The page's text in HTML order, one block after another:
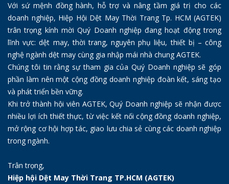
Với sứ mệnh đồng hành, hỗ trợ và nâng tầm giá trị cho các
doanh nghiệp, Hiệp Hội Dệt May Thời Trang Tp. HCM (AGTEK)
trân trọng kính mời Quý Doanh nghiệp đang hoạt động trong
lĩnh vực: dệt may, thời trang, nguyên phụ liệu, thiết bị – công
nghệ ngành dệt may cùng gia nhập mái nhà chung AGTEK.
Chúng tôi tin rằng sự tham gia của Quý Doanh nghiệp sẽ góp
phần làm nên một cộng đồng doanh nghiệp đoàn kết, sáng tạo
và phát triển bền vững.
Khi trở thành hội viên AGTEK, Quý Doanh nghiệp sẽ nhận được
nhiều lợi ích thiết thực, từ việc kết nối cộng đồng doanh nghiệp,
mở rộng cơ hội hợp tác, giao lưu chia sẻ cùng các doanh nghiệp
trong ngành.
Trân trọng,
Hiệp hội Dệt May Thời Trang TP.HCM (AGTEK)